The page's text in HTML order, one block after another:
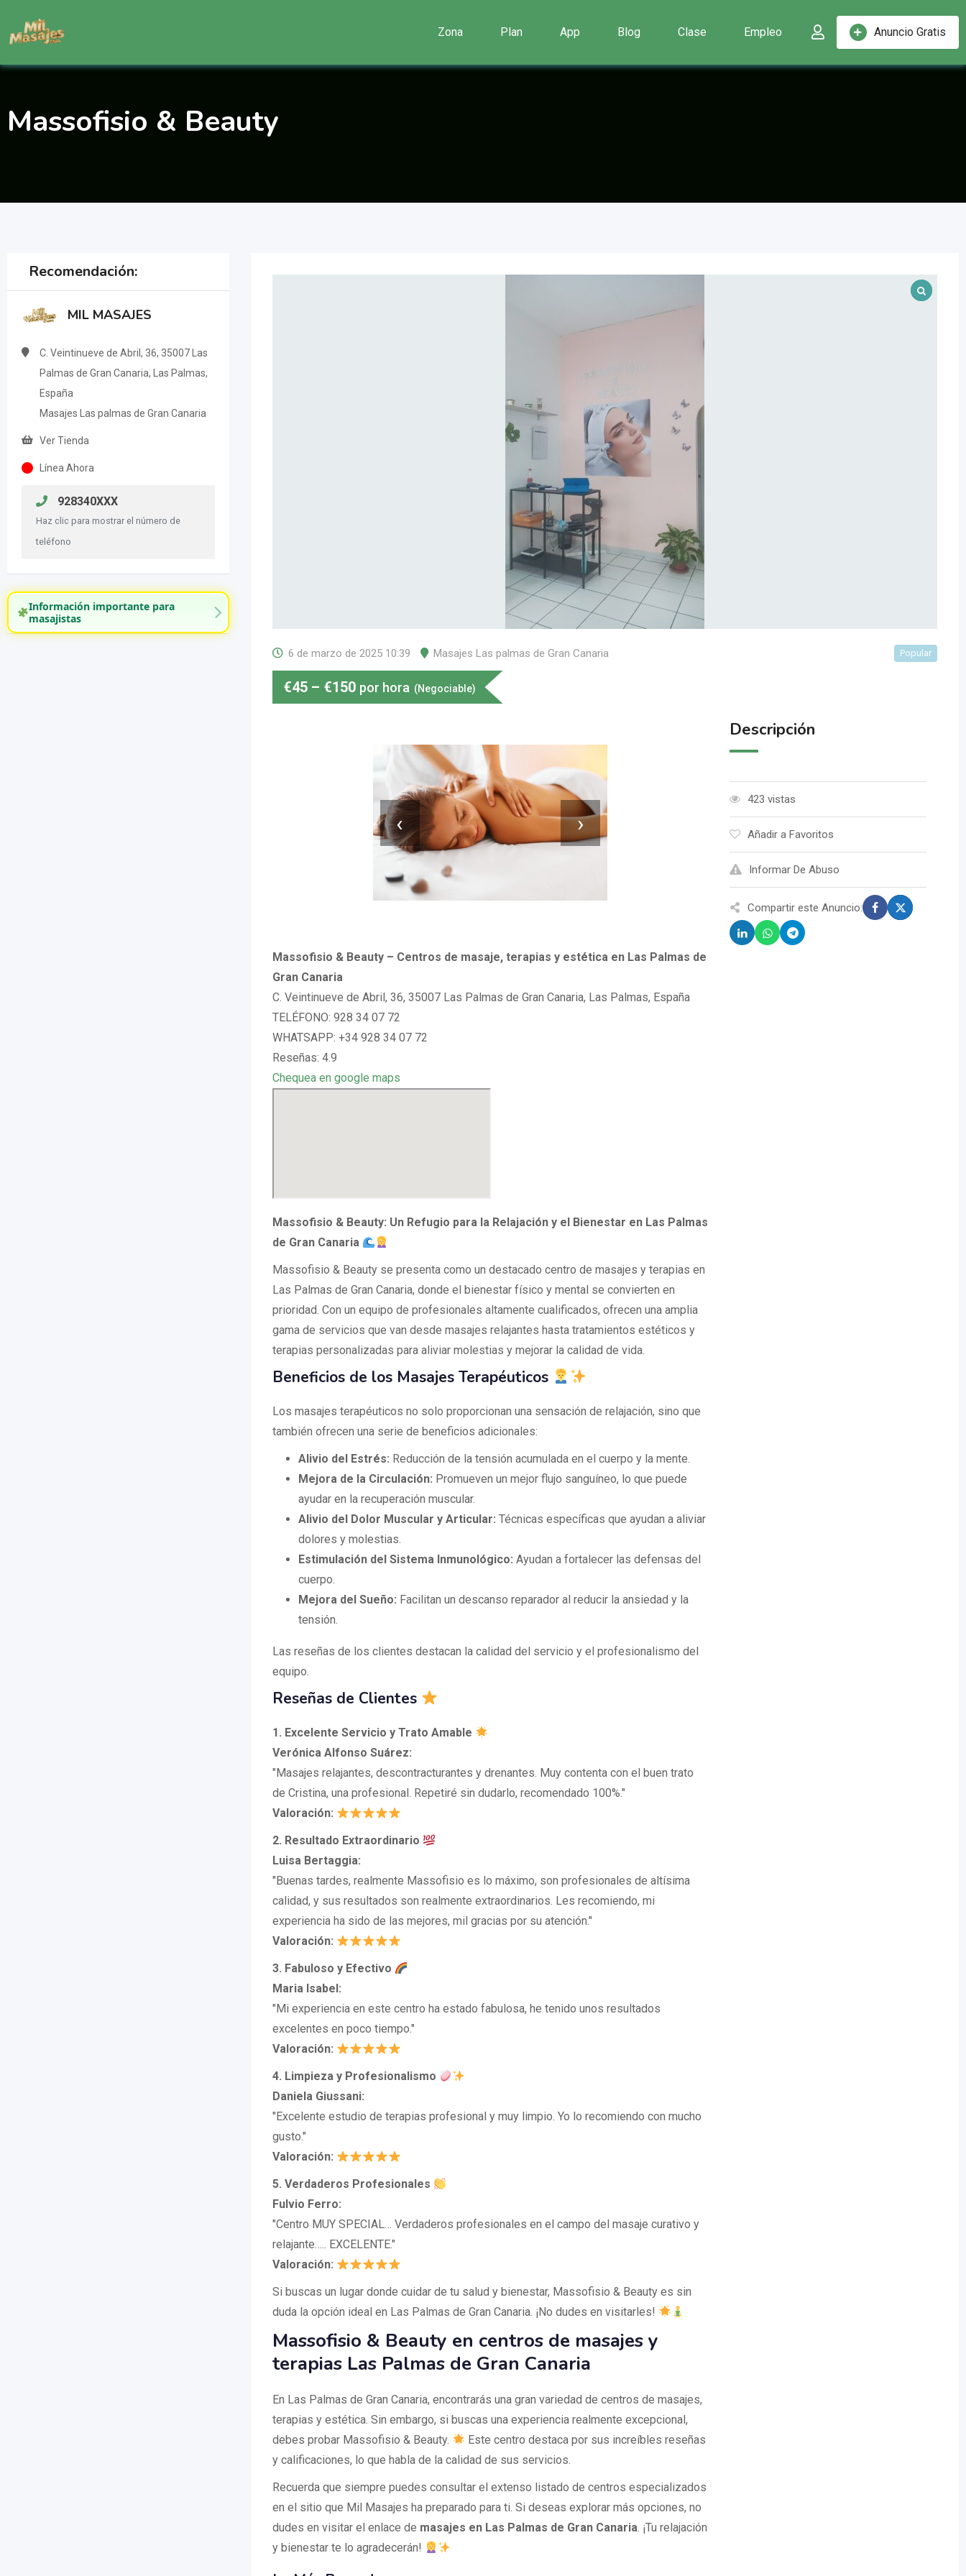
contenido
Anuncio Gratis
Zona Plan App Blog Clase Empleo
Massofisio & Beauty
Recomendación:
MIL MASAJES
C. Veintinueve de Abril, 36, 35007 Las
Palmas de Gran Canaria, Las Palmas,
España
Masajes Las palmas de Gran Canaria
Ver Tienda
Línea Ahora
928340XXX
Haz clic para mostrar el número de
teléfono
Información importante para
masajistas
6 de marzo de 2025 10:39 Masajes Las palmas de Gran Canaria Popular
€45 – €150 por hora (Negociable)
‹ ›
Massofisio & Beauty – Centros de masaje, terapias y estética en Las Palmas de
Gran Canaria
C. Veintinueve de Abril, 36, 35007 Las Palmas de Gran Canaria, Las Palmas, España
TELÉFONO: 928 34 07 72
WHATSAPP: +34 928 34 07 72
Reseñas: 4.9
Chequea en google maps
Massofisio & Beauty: Un Refugio para la Relajación y el Bienestar en Las Palmas
de Gran Canaria
Massofisio & Beauty se presenta como un destacado centro de masajes y terapias en
Las Palmas de Gran Canaria, donde el bienestar físico y mental se convierten en
prioridad. Con un equipo de profesionales altamente cualificados, ofrecen una amplia
gama de servicios que van desde masajes relajantes hasta tratamientos estéticos y
terapias personalizadas para aliviar molestias y mejorar la calidad de vida.
Beneficios de los Masajes Terapéuticos
Los masajes terapéuticos no solo proporcionan una sensación de relajación, sino que
también ofrecen una serie de beneficios adicionales:
Alivio del Estrés: Reducción de la tensión acumulada en el cuerpo y la mente.
Mejora de la Circulación: Promueven un mejor flujo sanguíneo, lo que puede
ayudar en la recuperación muscular.
Alivio del Dolor Muscular y Articular: Técnicas específicas que ayudan a aliviar
dolores y molestias.
Estimulación del Sistema Inmunológico: Ayudan a fortalecer las defensas del
cuerpo.
Mejora del Sueño: Facilitan un descanso reparador al reducir la ansiedad y la
tensión.
Las reseñas de los clientes destacan la calidad del servicio y el profesionalismo del
equipo.
Reseñas de Clientes
1. Excelente Servicio y Trato Amable
Verónica Alfonso Suárez:
"Masajes relajantes, descontracturantes y drenantes. Muy contenta con el buen trato
de Cristina, una profesional. Repetiré sin dudarlo, recomendado 100%."
Valoración:
2. Resultado Extraordinario
Luisa Bertaggia:
"Buenas tardes, realmente Massofisio es lo máximo, son profesionales de altísima
calidad, y sus resultados son realmente extraordinarios. Les recomiendo, mi
experiencia ha sido de las mejores, mil gracias por su atención."
Valoración:
3. Fabuloso y Efectivo
Maria Isabel:
"Mi experiencia en este centro ha estado fabulosa, he tenido unos resultados
excelentes en poco tiempo."
Valoración:
4. Limpieza y Profesionalismo
Daniela Giussani:
"Excelente estudio de terapias profesional y muy limpio. Yo lo recomiendo con mucho
gusto."
Valoración:
5. Verdaderos Profesionales
Fulvio Ferro:
"Centro MUY SPECIAL… Verdaderos profesionales en el campo del masaje curativo y
relajante….. EXCELENTE."
Valoración:
Si buscas un lugar donde cuidar de tu salud y bienestar, Massofisio & Beauty es sin
duda la opción ideal en Las Palmas de Gran Canaria. ¡No dudes en visitarles!
Massofisio & Beauty en centros de masajes y
terapias Las Palmas de Gran Canaria
En Las Palmas de Gran Canaria, encontrarás una gran variedad de centros de masajes,
terapias y estética. Sin embargo, si buscas una experiencia realmente excepcional,
debes probar Massofisio & Beauty.
Este centro destaca por sus increíbles reseñas
y calificaciones, lo que habla de la calidad de sus servicios.
Recuerda que siempre puedes consultar el extenso listado de centros especializados
en el sitio que Mil Masajes ha preparado para ti. Si deseas explorar más opciones, no
dudes en visitar el enlace de masajes en Las Palmas de Gran Canaria. ¡Tu relajación
y bienestar te lo agradecerán!
Descripción
423 vistas
Añadir a Favoritos
Informar De Abuso
Compartir este Anuncio: